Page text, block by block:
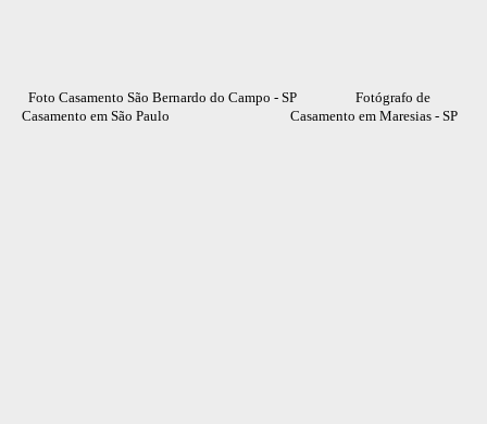
Foto Casamento São Bernardo do Campo - SP Fotógrafo de
Casamento em São Paulo Casamento em Maresias - SP